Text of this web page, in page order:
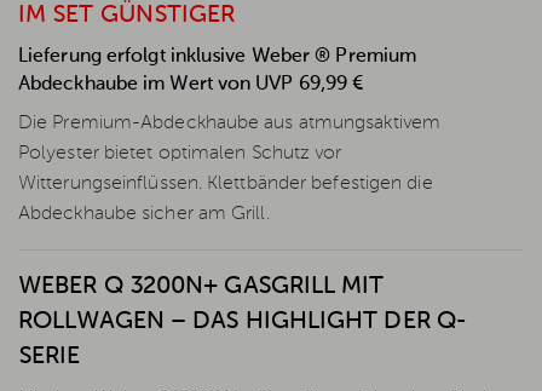
IM SET GÜNSTIGER
Lieferung erfolgt inklusive Weber ® Premium
Abdeckhaube im Wert von UVP 69,99 €
Die Premium-Abdeckhaube aus atmungsaktivem
Polyester bietet optimalen Schutz vor
Witterungseinflüssen. Klettbänder befestigen die
Abdeckhaube sicher am Grill.
WEBER Q 3200N+ GASGRILL MIT
ROLLWAGEN – DAS HIGHLIGHT DER Q-
SERIE